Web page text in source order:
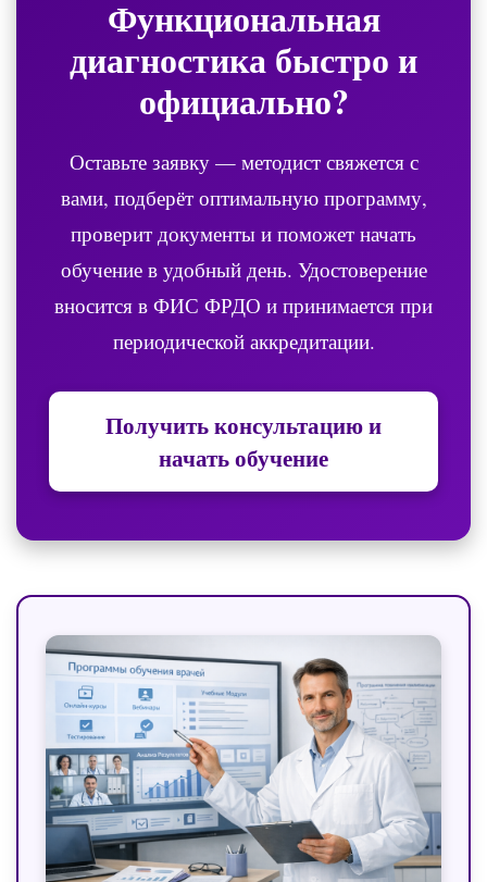
Функциональная
диагностикабыстро и
официально?
Оставьте заявку — методист свяжется с
вами, подберёт оптимальную программу,
проверит документы и поможет начать
обучение в удобный день. Удостоверение
вносится в ФИС ФРДО и принимается при
периодической аккредитации.
Получить консультацию и
начать обучение